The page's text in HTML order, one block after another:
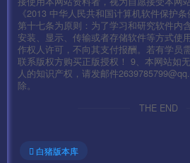
《2013 中华人民共和国计算机软件保护
第十七条为原则：为了学习和研究软件内
安装、显示、传输或者存储软件等方式使
作权人许可，不向其支付报酬。若有学员
联系版权方购买正版授权！ 9、本网站如
人的知识产权，请发邮件
除。
THE END
白猪版本库